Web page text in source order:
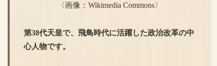
〈画像：Wikimedia Commons〉
第38代天皇で、飛鳥時代に活躍した政治改革の中
心人物です。